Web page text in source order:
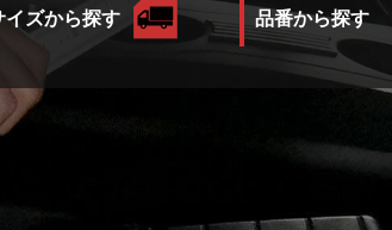
イズから探す 品番から探す